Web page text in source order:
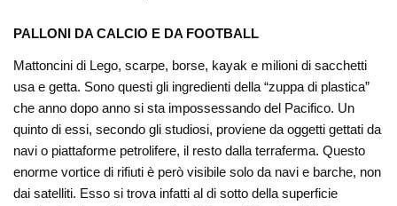
PALLONI DA CALCIO E DA FOOTBALL
Mattoncini di Lego, scarpe, borse, kayak e milioni di sacchetti
usa e getta. Sono questi gli ingredienti della “zuppa di plastica”
che anno dopo anno si sta impossessando del Pacifico. Un
quinto di essi, secondo gli studiosi, proviene da oggetti gettati da
navi o piattaforme petrolifere, il resto dalla terraferma. Questo
enorme vortice di rifiuti è però visibile solo da navi e barche, non
dai satelliti. Esso si trova infatti al di sotto della superficie